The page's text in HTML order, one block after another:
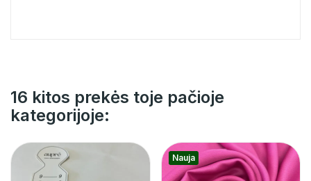
16 kitos prekės toje pačioje
kategorijoje:
Nauja